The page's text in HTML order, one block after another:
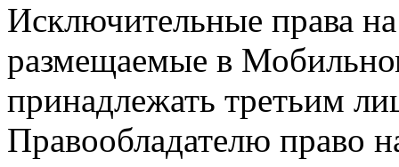
Исключительные права
размещаемые в
принадлежать третьим
Правообладателю право